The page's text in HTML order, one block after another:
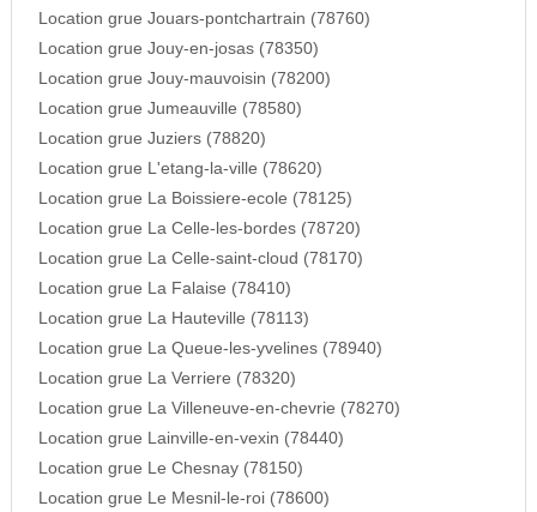
Location grue Jouars-pontchartrain (78760)
Location grue Jouy-en-josas (78350)
Location grue Jouy-mauvoisin (78200)
Location grue Jumeauville (78580)
Location grue Juziers (78820)
Location grue L'etang-la-ville (78620)
Location grue La Boissiere-ecole (78125)
Location grue La Celle-les-bordes (78720)
Location grue La Celle-saint-cloud (78170)
Location grue La Falaise (78410)
Location grue La Hauteville (78113)
Location grue La Queue-les-yvelines (78940)
Location grue La Verriere (78320)
Location grue La Villeneuve-en-chevrie (78270)
Location grue Lainville-en-vexin (78440)
Location grue Le Chesnay (78150)
Location grue Le Mesnil-le-roi (78600)